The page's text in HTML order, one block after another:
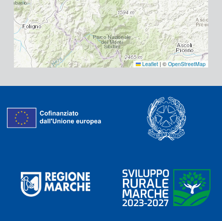
Leaflet | © OpenStreetMap